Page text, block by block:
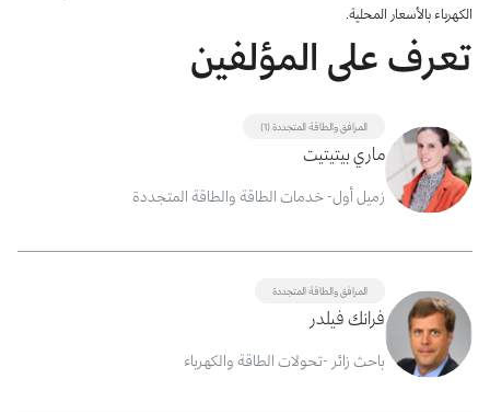
الكهرباء بالأسعار المحلية.
تعرف على المؤلفين
المرافق والطاقة المتجددة (1)
ماري بيتيتيت
زميل أول- خدمات الطاقة والطاقة المتجددة
المرافق والطاقة المتجددة
فرانك فيلدر
باحث زائر -تحولات الطاقة والكهرباء